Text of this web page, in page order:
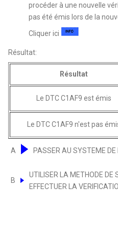
procéder à une nouvelle
pas été émis lors de la
Cliquer ici
Résultat:
Résultat
Le DTC C1AF9 est émis
Le DTC C1AF9 n'est pas
A PASSER AU SYSTEME
B
UTILISER LA METHODE DE
EFFECTUER LA